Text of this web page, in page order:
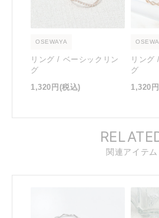
OSEWAYA
リング / ベーシックリン
グ
1,320円 (税込)
リング
グ
1,320円
関連アイテム